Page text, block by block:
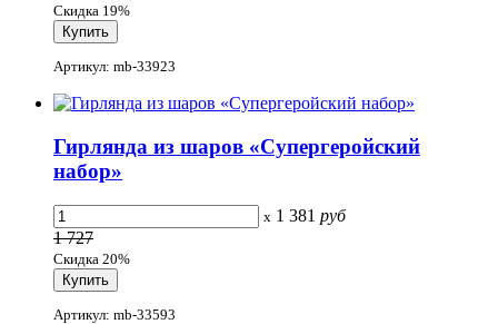
Скидка 19%
Артикул: mb-33923
Гирлянда из шаров «Супергеройский
набор»
x 1 381 руб
1 727
Скидка 20%
Артикул: mb-33593